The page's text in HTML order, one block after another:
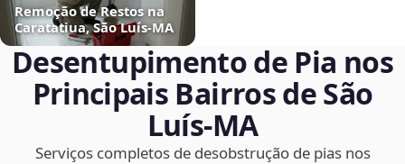
Remoção de Restos na
Caratatiua, São Luís‑MA
Desentupimento de Pia nos
Principais Bairros de São
Luís‑MA
Serviços completos de desobstrução de pias nos